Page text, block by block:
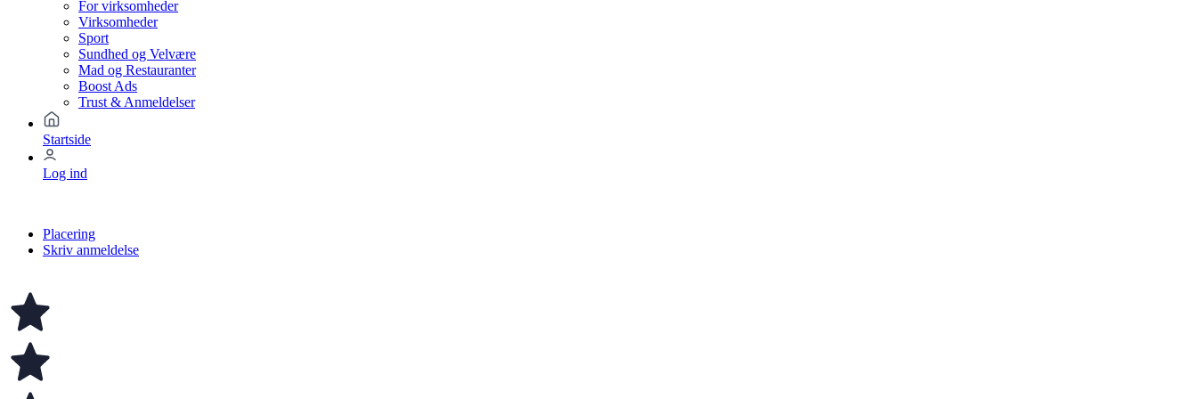
For virksomheder
Virksomheder
Sport
Sundhed og Velvære
Mad og Restauranter
Boost Ads
Trust & Anmeldelser
Startside
Log ind
Placering
Skriv anmeldelse